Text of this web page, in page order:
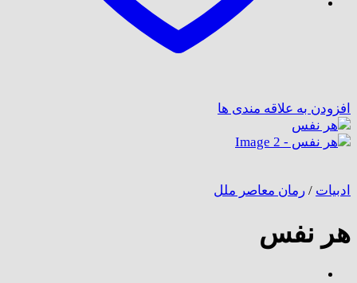
افزودن به علاقه مندی ها
ادبیات / رمان معاصر ملل
هر نفس